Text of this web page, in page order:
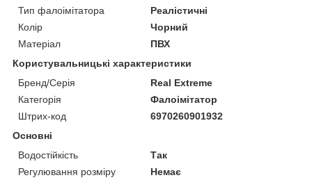
Тип фалоімітатора
Реалістичні
Колір
Чорний
Матеріал
ПВХ
Користувальницькі характеристики
Бренд/Серія
Real Extreme
Категорія
Фалоімітатор
Штрих-код
6970260901932
Основні
Водостійкість
Так
Регулювання розміру
Немає